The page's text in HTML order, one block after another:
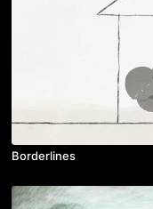
Borderlines